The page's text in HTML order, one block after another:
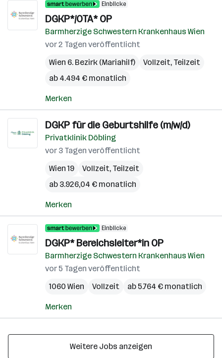
Einblicke
DGKP*/OTA* OP
Barmherzige Schwestern Krankenhaus Wien
vor 2 Tagen veröffentlicht
Wien 6. Bezirk (Mariahilf)
Vollzeit, Teilzeit
ab 4.494 € monatlich
Merken
DGKP für die Geburtshilfe (m/w/d)
Privatklinik Döbling
vor 3 Tagen veröffentlicht
Wien 19
Vollzeit, Teilzeit
ab 3.926,04 € monatlich
Merken
Einblicke
DGKP* Bereichsleiter*in OP
Barmherzige Schwestern Krankenhaus Wien
vor 5 Tagen veröffentlicht
1060 Wien
Vollzeit ab 5.764 € monatlich
Merken
Weitere Jobs anzeigen